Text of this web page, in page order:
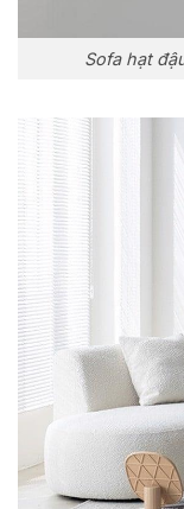
Sofa hạt